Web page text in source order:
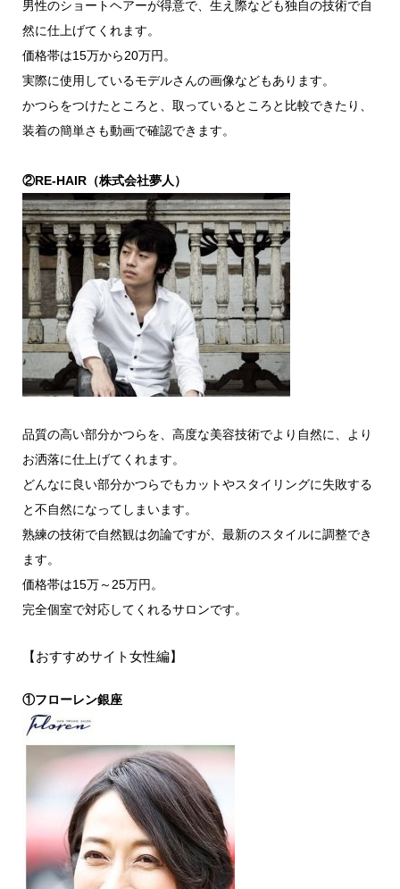
男性のショートヘアーが得意で、生え際なども独自の技術で自
然に仕上げてくれます。
価格帯は15万から20万円。
実際に使用しているモデルさんの画像などもあります。
かつらをつけたところと、取っているところと比較できたり、
装着の簡単さも動画で確認できます。
②RE-HAIR（株式会社夢人）
品質の高い部分かつらを、高度な美容技術でより自然に、より
お洒落に仕上げてくれます。
どんなに良い部分かつらでもカットやスタイリングに失敗する
と不自然になってしまいます。
熟練の技術で自然観は勿論ですが、最新のスタイルに調整でき
ます。
価格帯は15万～25万円。
完全個室で対応してくれるサロンです。
【おすすめサイト女性編】
①フローレン銀座